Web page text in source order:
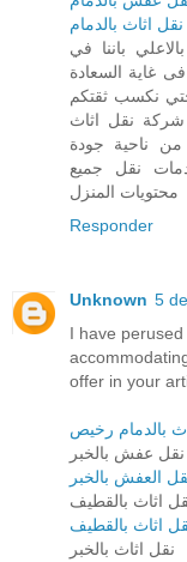
نقل اثاث بالدمام
باننا في
غاية السعادة
حتي نكسب ثقتكم
شركة نقل اثاث
من ناحية جودة
نقل جميع
محتويات المنزل
Responder
Unknown 5
I have
offer in your
بالدمام رخيص
نقل عفش بالخبر
العفش بالخبر
اثاث بالقطيف
اثاث بالقطيف
نقل اثاث بالخبر